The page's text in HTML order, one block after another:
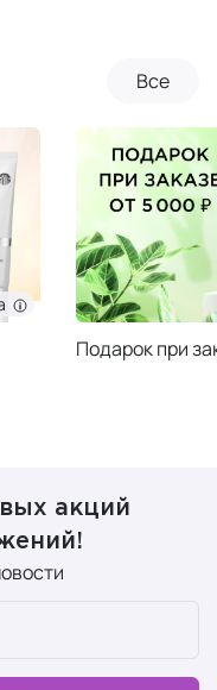
Все
Подарок при
акций